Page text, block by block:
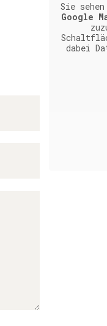
Sie
Google
dabei